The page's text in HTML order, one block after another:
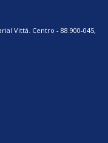
Vittá. Centro - 88.900-045,